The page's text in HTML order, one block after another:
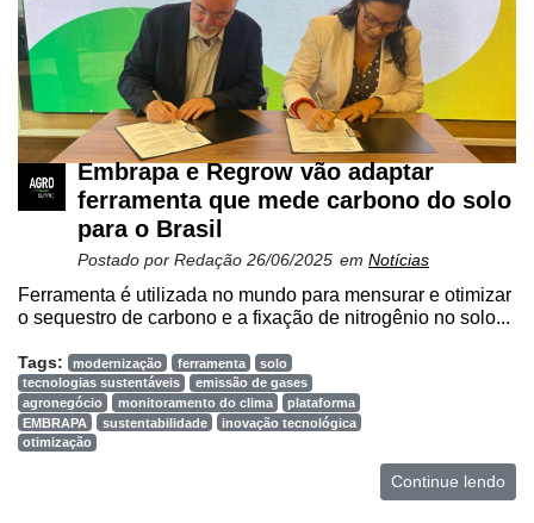
Embrapa e Regrow vão adaptar
ferramenta que mede carbono do solo
para o Brasil
Postado por Redação 26/06/2025 em Notícias
Ferramenta é utilizada no mundo para mensurar e otimizar
o sequestro de carbono e a fixação de nitrogênio no solo...
Tags: modernização ferramenta
solo
tecnologias sustentáveis
emissão de gases
agronegócio
monitoramento do clima
plataforma
EMBRAPA
sustentabilidade
inovação tecnológica
otimização
Continue lendo